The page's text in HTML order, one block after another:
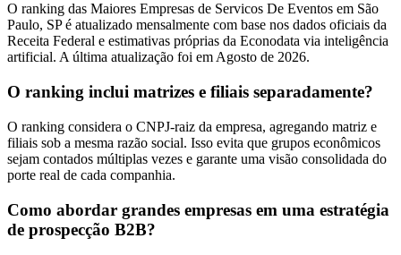
O ranking das Maiores Empresas de Servicos De Eventos em São
Paulo, SP é atualizado mensalmente com base nos dados oficiais da
Receita Federal e estimativas próprias da Econodata via inteligência
artificial. A última atualização foi em Agosto de 2026.
O ranking inclui matrizes e filiais separadamente?
O ranking considera o CNPJ-raiz da empresa, agregando matriz e
filiais sob a mesma razão social. Isso evita que grupos econômicos
sejam contados múltiplas vezes e garante uma visão consolidada do
porte real de cada companhia.
Como abordar grandes empresas em uma estratégia
de prospecção B2B?